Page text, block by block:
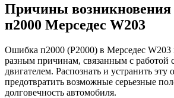
Причины
п2000 Мерседес W203
Ошибка п2000 (P2000) в Мерседес W203
разным причинам, связанным с работой
двигателем. Распознать и устранить
предотвратить возможные серьезные
долговечность автомобиля.